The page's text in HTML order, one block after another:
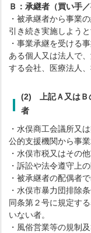
Ｂ：承継者（買い手
・被承継者から事業
引き続き実施しようと
・事業承継を受ける
ある個人又は法人で
する会社、医療法人
(2)上記Ａ又は
者
・水俣商工会議所又
公的支援機関から事
・水俣市税又はその
・訴訟や法令遵守上
・被承継者の配偶者で
・水俣市暴力団排除
同条第２号に規定す
いない者。
・風俗営業等の規制